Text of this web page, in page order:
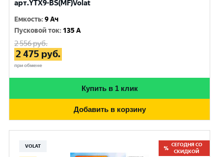
арт.YTX9-BS(MF)Volat
Емкость:9 Ач
Пусковой ток: 135 A
2 556руб.
2 475 руб.
при обмене
Купить в 1 клик
Добавить в корзину
VOLAT
СЕГОДНЯ СО
СКИДКОЙ